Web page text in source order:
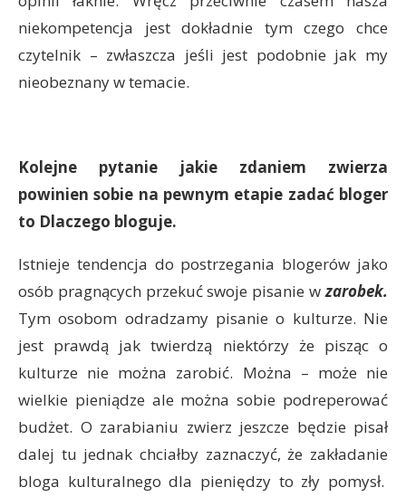
niekompetencja jest dokładnie tym czego chce
czytelnik – zwłaszcza jeśli jest podobnie jak my
nieobeznany w temacie.
Kolejne pytanie jakie zdaniem zwierza
powinien sobie na pewnym etapie zadać bloger
to Dlaczego bloguje.
Istnieje tendencja do postrzegania blogerów jako
osób pragnących przekuć swoje pisanie wzarobek.
Tym osobom odradzamy pisanie o kulturze. Nie
jest prawdą jak twierdzą niektórzy że pisząc o
kulturze nie można zarobić. Można – może nie
wielkie pieniądze ale można sobie podreperować
budżet. O zarabianiu zwierz jeszcze będzie pisał
dalej tu jednak chciałby zaznaczyć, że zakładanie
bloga kulturalnego dla pieniędzy to zły pomysł.